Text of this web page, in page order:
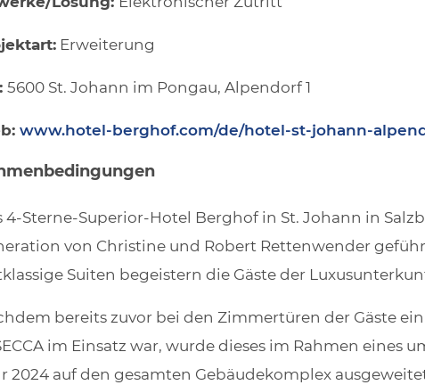
Erweiterung
5600 St. Johann im Pongau, Alpendorf 1
www.hotel-berghof.com/de/hotel-st-johann-
4-Sterne-Superior-Hotel Berghof in St. Johann in
von Christine und Robert Rettenwender
Suiten begeistern die Gäste der
bereits zuvor bei den Zimmertüren der Gäste
im Einsatz war, wurde dieses im Rahmen eines
2024 auf den gesamten Gebäudekomplex